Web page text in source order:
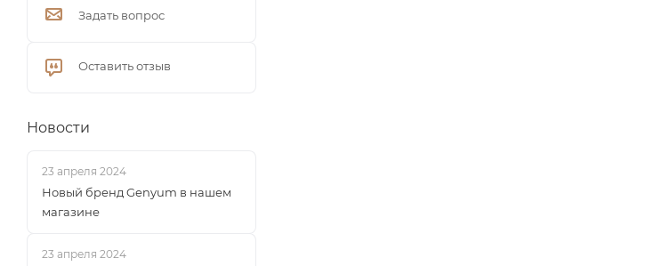
Задать вопрос
Оставить отзыв
Новости
23 апреля 2024
Новый бренд Genyum в нашем
магазине
23 апреля 2024